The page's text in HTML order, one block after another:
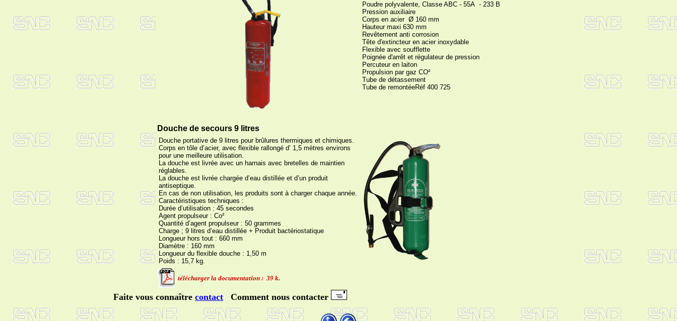
Poudre polyvalente, Classe ABC - 55A - 233 B
Pression auxiliaire
Corps en acier Ø 160 mm
Hauteur maxi 630 mm
Revêtement anti corrosion
Tête d'extincteur en acier inoxydable
Flexible avec soufflette
Poignée d'arrêt et régulateur de pression
Percuteur en laiton
Propulsion par gaz CO²
Tube de détassement
Tube de remontéeRéf 400 725
Douche de secours 9 litres
Douche portative de 9 litres pour brûlures thermiques et chimiques.
Corps en tôle d’acier, avec flexible rallongé d’ 1,5 mètres environs
pour une meilleure utilisation.
La douche est livrée avec un harnais avec bretelles de maintien
réglables.
La douche est livrée chargée d’eau distillée et d’un produit
antiseptique.
En cas de non utilisation, les produits sont à charger chaque année.
Caractéristiques techniques :
Durée d’utilisation : 45 secondes
Agent propulseur : Co²
Quantité d’agent propulseur : 50 grammes
Charge ; 9 litres d’eau distillée + Produit bactériostatique
Longueur hors tout : 660 mm
Diamètre : 160 mm
Longueur du flexible douche : 1,50 m
Poids : 15,7 kg.
télécharger la documentation : 39 k.
Faite vous connaître contact Comment nous contacter